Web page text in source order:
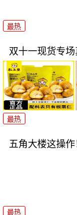
最热
双十一现货专场
最热
五角大楼这操作
最热